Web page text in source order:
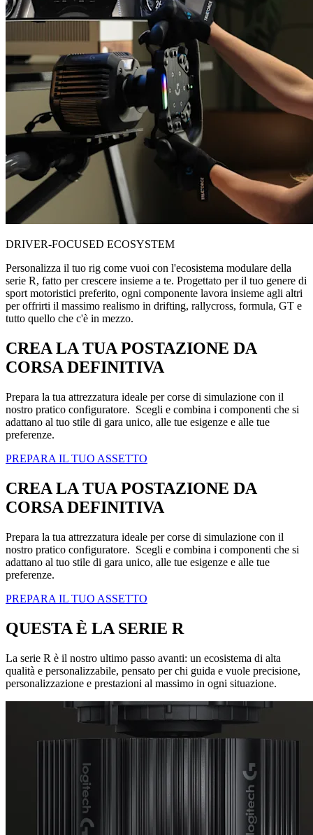
DRIVER-FOCUSED ECOSYSTEM
Personalizza il tuo rig come vuoi con l'ecosistema modulare della
serie R, fatto per crescere insieme a te. Progettato per il tuo genere di
sport motoristici preferito, ogni componente lavora insieme agli altri
per offrirti il massimo realismo in drifting, rallycross, formula, GT e
tutto quello che c'è in mezzo.
CREA LA TUA POSTAZIONE DA
CORSA DEFINITIVA
Prepara la tua attrezzatura ideale per corse di simulazione con il
nostro pratico configuratore. Scegli e combina i componenti che si
adattano al tuo stile di gara unico, alle tue esigenze e alle tue
preferenze.
PREPARA IL TUO ASSETTO
CREA LA TUA POSTAZIONE DA
CORSA DEFINITIVA
Prepara la tua attrezzatura ideale per corse di simulazione con il
nostro pratico configuratore. Scegli e combina i componenti che si
adattano al tuo stile di gara unico, alle tue esigenze e alle tue
preferenze.
PREPARA IL TUO ASSETTO
QUESTA È LA SERIE R
La serie R è il nostro ultimo passo avanti: un ecosistema di alta
qualità e personalizzabile, pensato per chi guida e vuole precisione,
personalizzazione e prestazioni al massimo in ogni situazione.